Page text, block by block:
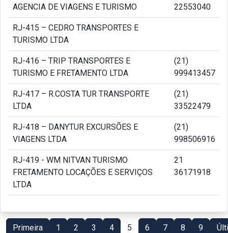
AGENCIA DE VIAGENS E TURISMO
22553040
RJ-415 – CEDRO TRANSPORTES E
TURISMO LTDA
RJ-416 – TRIP TRANSPORTES E
TURISMO E FRETAMENTO LTDA
(21)
999413457
RJ-417 – R.COSTA TUR TRANSPORTE
LTDA
(21)
33522479
RJ-418 – DANYTUR EXCURSÕES E
VIAGENS LTDA
(21)
998506916
RJ-419 - WM NITVAN TURISMO
FRETAMENTO LOCAÇÕES E SERVIÇOS
LTDA
21
36171918
Primeira
1 2 3 4 5 6 7 8 9